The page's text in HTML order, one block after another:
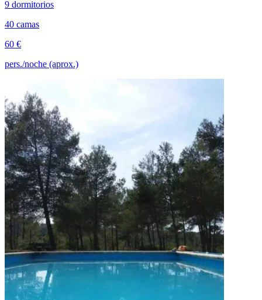
9 dormitorios
40 camas
60 €
pers./noche (aprox.)